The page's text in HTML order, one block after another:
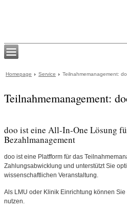
Homepage Service Teilnahmemanagement:
Teilnahmemanagement:
doo ist eine All-In-One Lösung
Bezahlmanagement
doo ist eine Platfform für das
Zahlungsabwicklung und unterstützt Sie
wissenschaftlichen Veranstaltung.
Als LMU oder Klinik Einrichtung können
nutzen.